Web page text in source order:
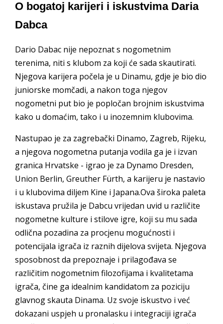
O bogatoj karijeri i iskustvima Daria
Dabca
Dario Dabac nije nepoznat s nogometnim
terenima, niti s klubom za koji će sada skautirati.
Njegova karijera počela je u Dinamu, gdje je bio dio
juniorske momčadi, a nakon toga njegov
nogometni put bio je popločan brojnim iskustvima
kako u domaćim, tako i u inozemnim klubovima.
Nastupao je za zagrebački Dinamo, Zagreb, Rijeku,
a njegova nogometna putanja vodila ga je i izvan
granica Hrvatske - igrao je za Dynamo Dresden,
Union Berlin, Greuther Fürth, a karijeru je nastavio
i u klubovima diljem Kine i Japana.Ova široka paleta
iskustava pružila je Dabcu vrijedan uvid u različite
nogometne kulture i stilove igre, koji su mu sada
odlična pozadina za procjenu mogućnosti i
potencijala igrača iz raznih dijelova svijeta. Njegova
sposobnost da prepoznaje i prilagođava se
različitim nogometnim filozofijama i kvalitetama
igrača, čine ga idealnim kandidatom za poziciju
glavnog skauta Dinama. Uz svoje iskustvo i već
dokazani uspjeh u pronalasku i integraciji igrača